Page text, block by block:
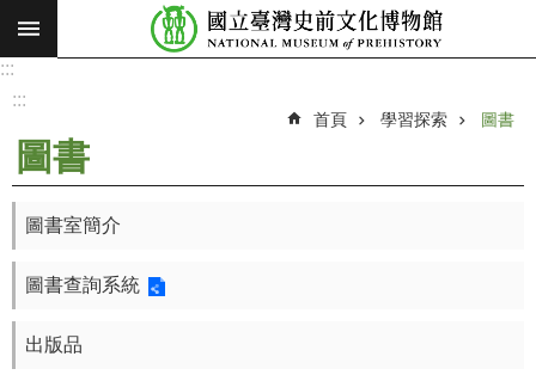
跳到主要內容區塊
搜
願
使
新
:::
:::
首頁 學習探索 圖書
圖書
圖書室簡介
圖書查詢系統
出版品